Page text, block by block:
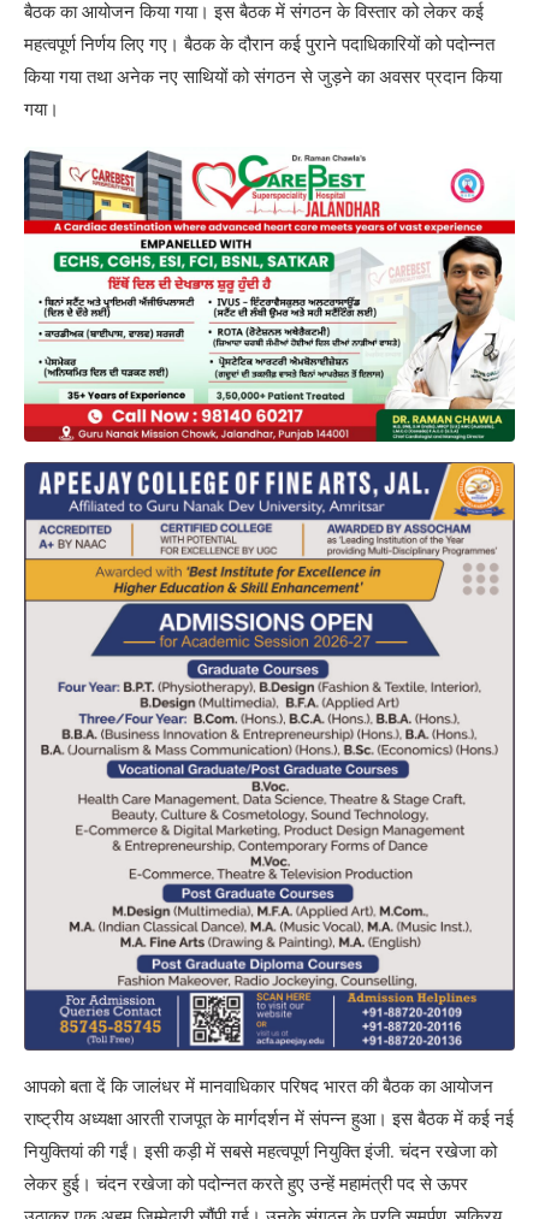
बैठक का आयोजन किया गया। इस बैठक में संगठन के विस्तार को लेकर कई
महत्वपूर्ण निर्णय लिए गए। बैठक के दौरान कई पुराने पदाधिकारियों को पदोन्नत
किया गया तथा अनेक नए साथियों को संगठन से जुड़ने का अवसर प्रदान किया
गया।
आपको बता दें कि जालंधर में मानवाधिकार परिषद भारत की बैठक का आयोजन
राष्ट्रीय अध्यक्षा आरती राजपूत के मार्गदर्शन में संपन्न हुआ। इस बैठक में कई नई
नियुक्तियां की गईं। इसी कड़ी में सबसे महत्वपूर्ण नियुक्ति इंजी. चंदन रखेजा को
लेकर हुई। चंदन रखेजा को पदोन्नत करते हुए उन्हें महामंत्री पद से ऊपर